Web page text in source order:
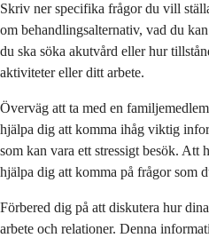
Skriv ner specifika frågor du vill
om behandlingsalternativ, vad du
du ska söka akutvård eller hur
aktiviteter eller ditt arbete.
Överväg att ta med en
hjälpa dig att komma ihåg viktig
som kan vara ett stressigt besök. Att
hjälpa dig att komma på frågor som
Förbered dig på att diskutera hur
arbete och relationer. Denna